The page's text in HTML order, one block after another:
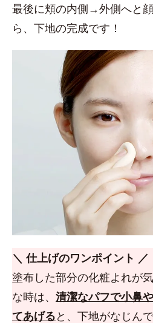
最後に頬の内側→外側へと
ら、下地の完成です！
＼ 仕上げのワンポイント ／
塗布した部分の化粧よれが
な時は、 清潔なパフで小鼻
てあげると、下地がなじん